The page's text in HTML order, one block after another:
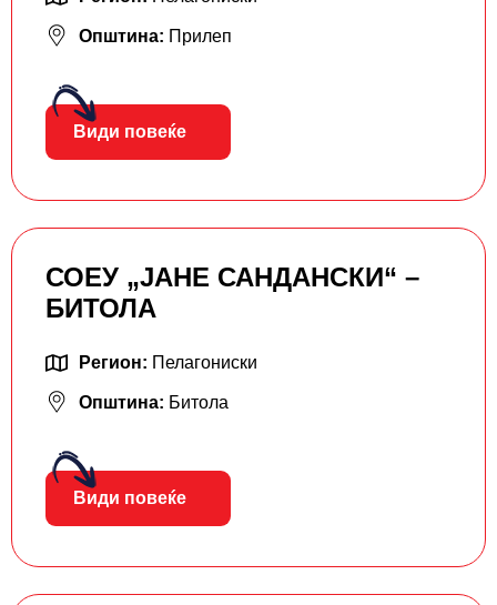
Општина: Прилеп
Види повеќе
СОЕУ „ЈАНЕ САНДАНСКИ“ –
БИТОЛА
Регион: Пелагониски
Општина: Битола
Види повеќе